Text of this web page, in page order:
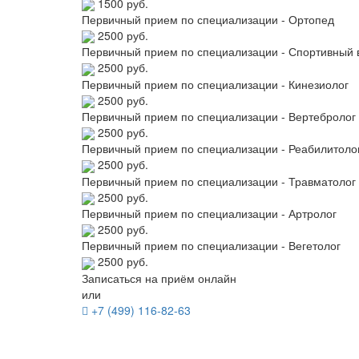
Первичный прием по специализации - Ортопед
2500 руб.
Первичный прием по специализации - Спортивный
2500 руб.
Первичный прием по специализации - Кинезиолог
2500 руб.
Первичный прием по специализации - Вертебролог
2500 руб.
Первичный прием по специализации -
2500 руб.
Первичный прием по специализации - Травматолог
2500 руб.
Первичный прием по специализации - Артролог
2500 руб.
Первичный прием по специализации - Вегетолог
2500 руб.
Записаться на приём онлайн
или
+7 (499) 116-82-63